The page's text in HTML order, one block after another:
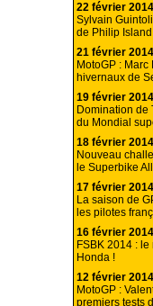
22 février 2014
Sylvain
de Philip
21 février 2014
MotoGP :
hivernaux de
19 février 2014
Domination de
du Mondial
18 février 2014
Nouveau
le Superbike
17 février 2014
La saison de
les pilotes
16 février 2014
FSBK 2014 :
Honda !
12 février 2014
MotoGP :
premiers tests